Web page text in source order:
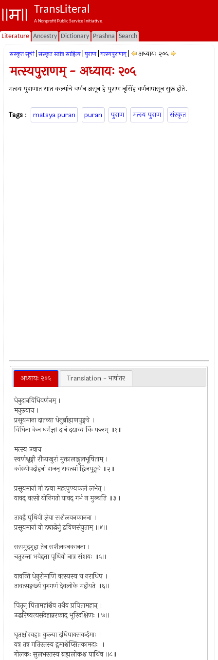
TransLiteral
A Nonprofit Public Service Initiative.
Literature Ancestry Dictionary Prashna Search
संस्कृत सूची संस्कृत स्तोत्र साहित्य पुराण मत्स्यपुराणम्‌ अध्यायः २०५
मत्स्यपुराणम् - अध्यायः २०५
मत्स्य पुराणात सात कल्पांचे वर्णन असून हे पुराण नृसिंह वर्णनापासून सुरू होते.
Tags : matsya puran puran पुराण मत्स्य पुराण संस्कृत
अध्यायः २०५ Translation - भाषांतर
धेनुदानविधिवर्णनम् ।
मनुरुवाच ।
प्रसूयमाना दातव्या धेनुर्ब्राह्मणपुङ्गवे ।
विधिना केन धर्मज्ञ! दानं दद्याच्च किं फलम् ॥१॥
मत्स्य उवाच ।
स्वर्णश्रृङ्गी रौप्यखुरां मुक्तालाड्गूलभूषिताम् ।
कांस्योपदोहनां राजन् सवत्सां द्विजपुङ्गवे ॥२॥
प्रसूयमानां गां दत्वा महत्पुण्यफलं लभेत् ।
यावद् वत्सो योनिगतो यावद् गर्भं न मुञ्चति ॥३॥
तावद्वै पृथिवी ज्ञेया सशैलवनकानना ।
प्रसूयमानां यो दद्याद्धेनुं द्रविणसंयुताम् ॥४॥
ससमुद्रगुहा तेन सशैलवनकानना ।
चतुरन्ता भवेद्दत्ता पृथिवी नात्र संशयः ॥५॥
यावन्ति धेनुरोमाणि वत्स्यस्य च नराधिप ।
तावत्सङ्ख्यं युगगणं देवलोके महीयते ॥६॥
पितॄन् पितामहांश्चैव तथैव प्रपितामहान् ।
उद्धरिष्यत्यसंदेहान्नरकाद् भूरिदक्षिणः ॥७॥
घृतक्षीरवहाः कुल्या दधिपायसकर्दमाः ।
यत्र तत्र गतिस्तस्य द्रुमाश्चेप्सितकामदाः ।
गोलकः सुलभस्तस्य ब्रह्मलोकश्च पार्थिव ॥८॥